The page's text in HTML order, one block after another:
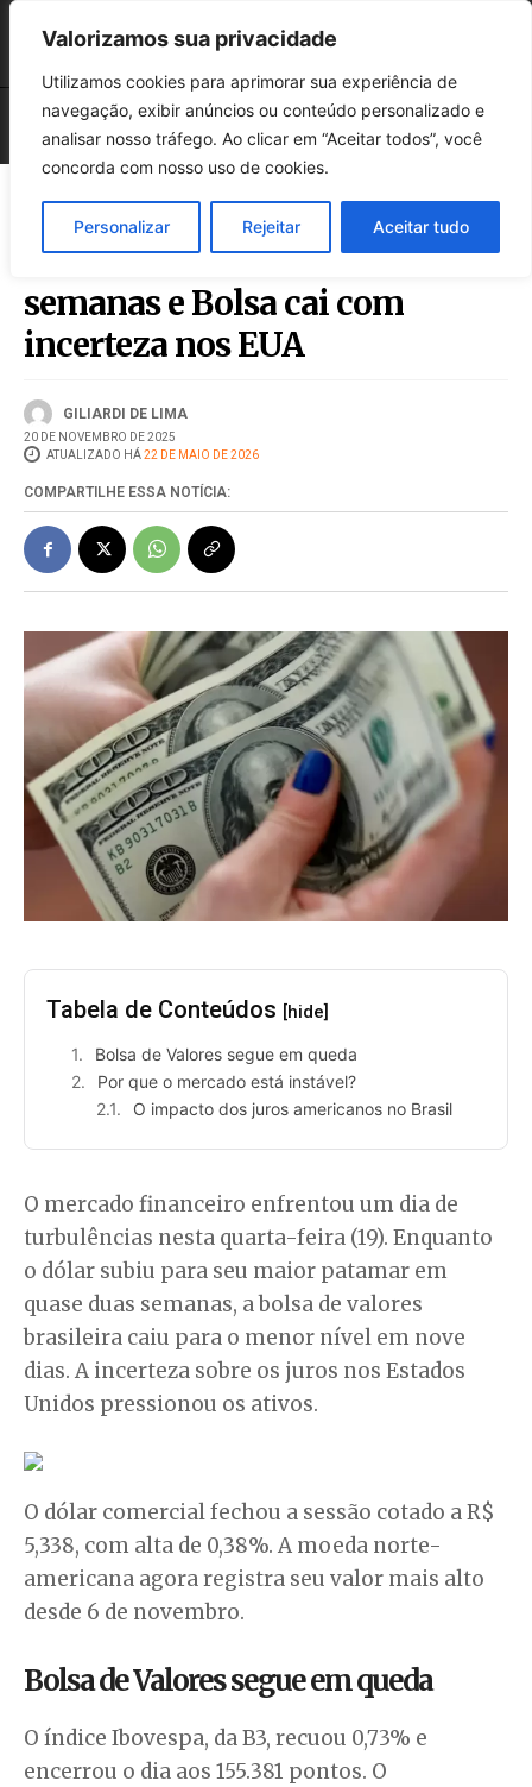
Valorizamos sua privacidade
Utilizamos cookies para aprimorar sua experiência de
navegação, exibir anúncios ou conteúdo personalizado e
analisar nosso tráfego. Ao clicar em “Aceitar todos”, você
concorda com nosso uso de cookies.
Personalizar Rejeitar Aceitar tudo
Dólar ativa máxima em duas
semanas e Bolsa cai com
incerteza nos EUA
GILIARDI DE LIMA
20 DE NOVEMBRO DE 2025
ATUALIZADO HÁ22 DE MAIO DE 2026
COMPARTILHE ESSA NOTÍCIA:
Tabela de Conteúdos [hide]
Bolsa de Valores segue em queda
Por que o mercado está instável?
O impacto dos juros americanos no Brasil
O mercado financeiro enfrentou um dia de
turbulências nesta quarta-feira (19). Enquanto
o dólar subiu para seu maior patamar em
quase duas semanas, a bolsa de valores
brasileira caiu para o menor nível em nove
dias. A incerteza sobre os juros nos Estados
Unidos pressionou os ativos.
O dólar comercial fechou a sessão cotado a R$
5,338, com alta de 0,38%. A moeda norte-
americana agora registra seu valor mais alto
desde 6 de novembro.
Bolsa de Valores segue em queda
O índice Ibovespa, da B3, recuou 0,73% e
encerrou o dia aos 155.381 pontos. O